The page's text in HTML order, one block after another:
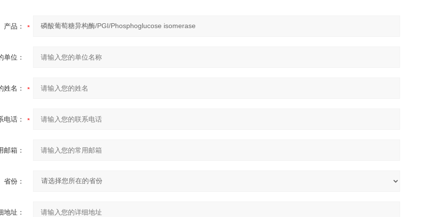
产品：
单位：
姓名：
电话：
邮箱：
省份：
地址：